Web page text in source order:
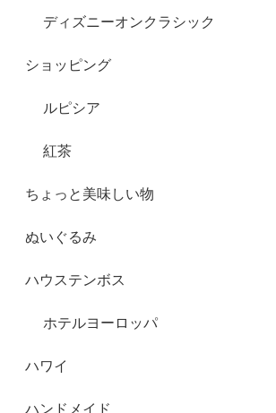
ディズニーオンクラシック
ショッピング
ルピシア
紅茶
ちょっと美味しい物
ぬいぐるみ
ハウステンボス
ホテルヨーロッパ
ハワイ
ハンドメイド